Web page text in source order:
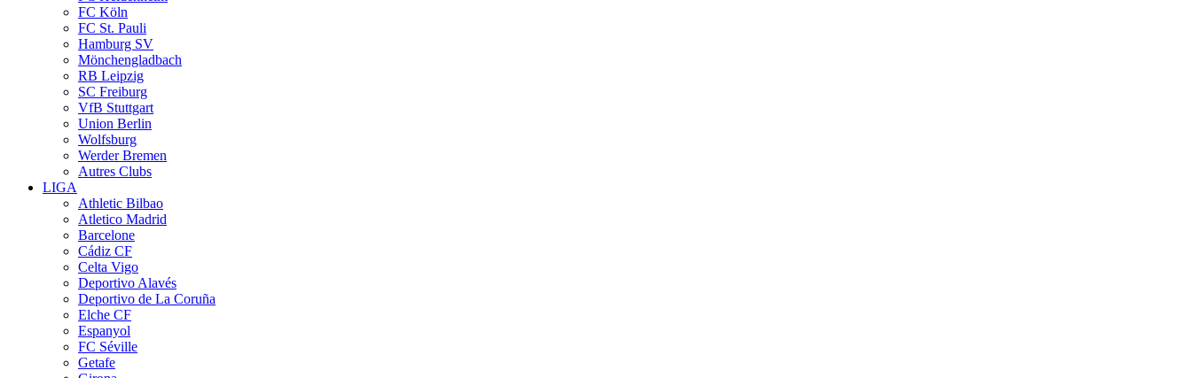
FC Köln
FC St. Pauli
Hamburg SV
Mönchengladbach
RB Leipzig
SC Freiburg
VfB Stuttgart
Union Berlin
Wolfsburg
Werder Bremen
Autres Clubs
LIGA
Athletic Bilbao
Atletico Madrid
Barcelone
Cádiz CF
Celta Vigo
Deportivo Alavés
Deportivo de La Coruña
Elche CF
Espanyol
FC Séville
Getafe